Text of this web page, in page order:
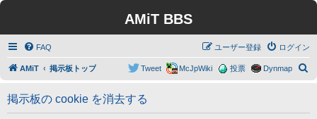
AMiT BBS
FAQ ログイン
ユーザー登録
AMiT 掲示板トップ Dynmap
投票
McJpWiki
Tweet
掲示板の cookie を消去する